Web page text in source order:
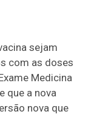
sejam
com as doses
Medicina
que a nova
nova que